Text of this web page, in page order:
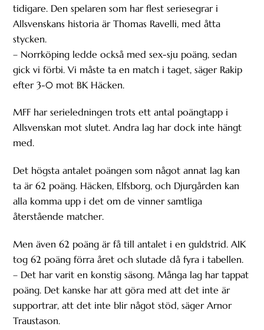
tidigare. Den spelaren som har flest seriesegrar i
Allsvenskans historia är Thomas Ravelli, med åtta
stycken.
– Norrköping ledde också med sex-sju poäng, sedan
gick vi förbi. Vi måste ta en match i taget, säger Rakip
efter 3-0 mot BK Häcken.
MFF har serieledningen trots ett antal poängtapp i
Allsvenskan mot slutet. Andra lag har dock inte hängt
med.
Det högsta antalet poängen som något annat lag kan
ta är 62 poäng. Häcken, Elfsborg, och Djurgården kan
alla komma upp i det om de vinner samtliga
återstående matcher.
Men även 62 poäng är få till antalet i en guldstrid. AIK
tog 62 poäng förra året och slutade då fyra i tabellen.
– Det har varit en konstig säsong. Många lag har tappat
poäng. Det kanske har att göra med att det inte är
supportrar, att det inte blir något stöd, säger Arnor
Traustason.